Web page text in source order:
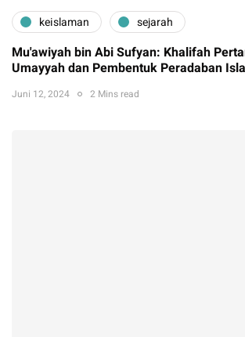
keislaman sejarah
Mu'awiyah bin Abi Sufyan: Khalifah
Umayyah dan Pembentuk Peradaban
Juni 12, 2024 2 Mins read